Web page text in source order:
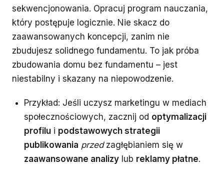
sekwencjonowania. Opracuj program nauczania,
który postępuje logicznie. Nie skacz do
zaawansowanych koncepcji, zanim nie
zbudujesz solidnego fundamentu. To jak próba
zbudowania domu bez fundamentu – jest
niestabilny i skazany na niepowodzenie.
Przykład: Jeśli uczysz marketingu w mediach
społecznościowych, zacznij od optymalizacji
profilui podstawowych strategii
publikowania przedzagłębianiem się w
zaawansowane analizylub reklamy płatne.